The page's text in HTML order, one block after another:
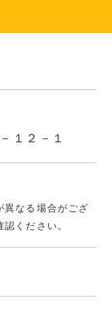
１２－１
なる場合がござ
ください。